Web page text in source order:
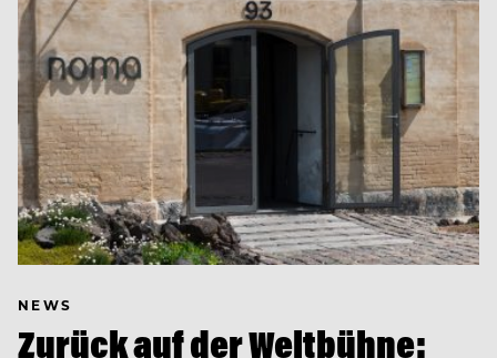
NEWS
Zurück auf der Weltbühne: